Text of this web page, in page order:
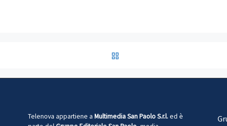
Telenova appartiene a Multimedia San Paolo S.r.l.ed è